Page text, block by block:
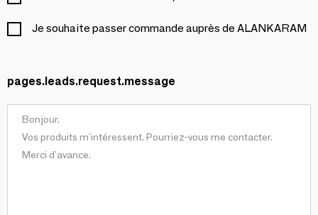
Je souhaite passer commande auprès de ALANKARAM
pages.leads.request.message